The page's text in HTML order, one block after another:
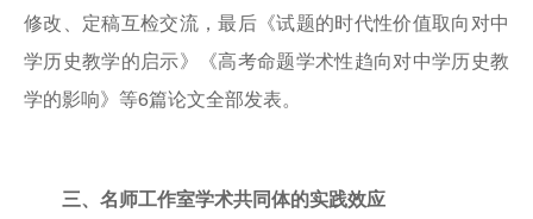
修改、定稿互检交流，最后《试题的时代性价值取向对中
学历史教学的启示》《高考命题学术性趋向对中学历史教
学的影响》等6篇论文全部发表。
三、名师工作室学术共同体的实践效应